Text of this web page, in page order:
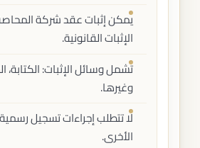
يمكن إثبات عقد شركة
الإثبات القانونية.
تشمل وسائل الإثبات: الكتابة،
وغيرها.
لا تتطلب إجراءات تسجيل
الأخرى.